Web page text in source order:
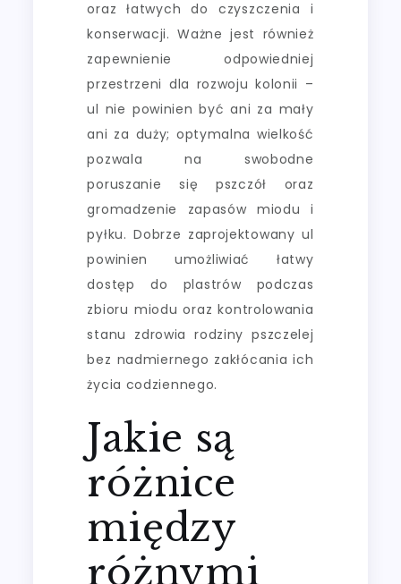
oraz łatwych do czyszczenia i
konserwacji. Ważne jest również
zapewnienie odpowiedniej
przestrzeni dla rozwoju kolonii –
ul nie powinien być ani za mały
ani za duży; optymalna wielkość
pozwala na swobodne
poruszanie się pszczół oraz
gromadzenie zapasów miodu i
pyłku. Dobrze zaprojektowany ul
powinien umożliwiać łatwy
dostęp do plastrów podczas
zbioru miodu oraz kontrolowania
stanu zdrowia rodziny pszczelej
bez nadmiernego zakłócania ich
życia codziennego.
Jakie są
różnice
między
różnymi